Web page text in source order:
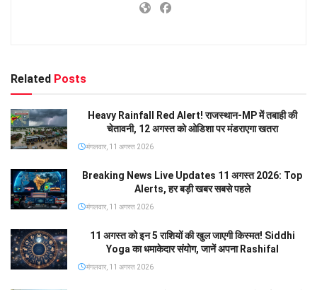
Related Posts
Heavy Rainfall Red Alert! राजस्थान-MP में तबाही की
चेतावनी, 12 अगस्त को ओडिशा पर मंडराएगा खतरा
मंगलवार, 11 अगस्त 2026
Breaking News Live Updates 11 अगस्त 2026: Top
Alerts, हर बड़ी खबर सबसे पहले
मंगलवार, 11 अगस्त 2026
11 अगस्त को इन 5 राशियों की खुल जाएगी किस्मत! Siddhi
Yoga का धमाकेदार संयोग, जानें अपना Rashifal
मंगलवार, 11 अगस्त 2026